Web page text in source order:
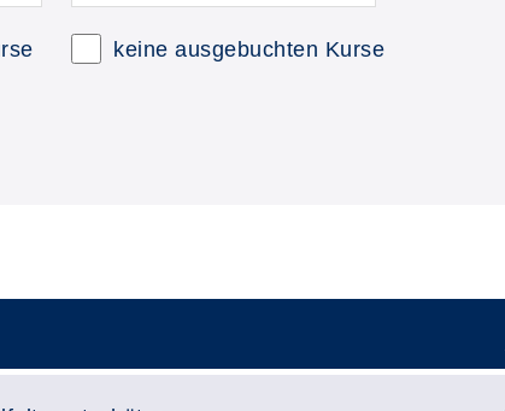
keine ausgebuchten Kurse